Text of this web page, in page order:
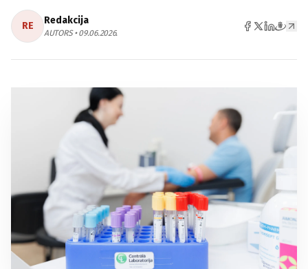
RE Redakcija
AUTORS • 09.06.2026.